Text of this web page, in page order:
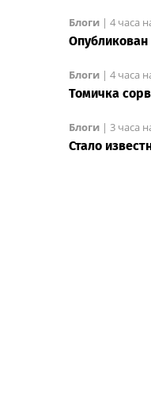
Блоги | 4 часа
Опубликован
Блоги | 4 часа
Томичка
Блоги | 3 часа
Стало